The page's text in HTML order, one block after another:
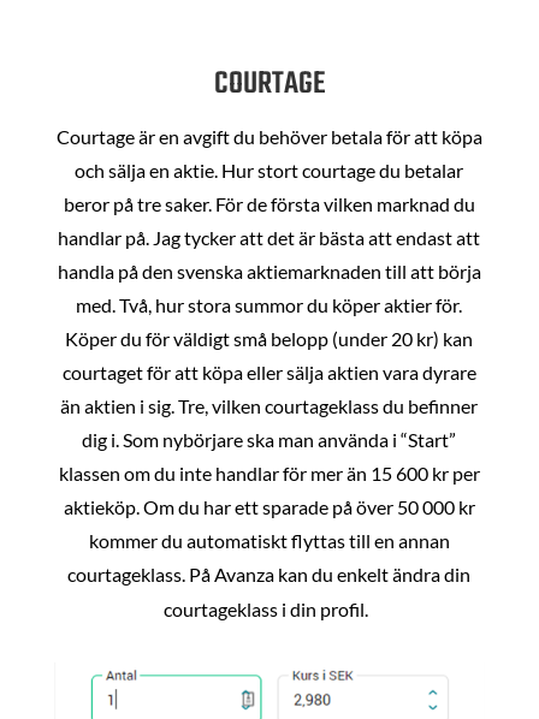
COURTAGE
Courtage är en avgift du behöver betala för att köpa
och sälja en aktie. Hur stort courtage du betalar
beror på tre saker. För de första vilken marknad du
handlar på. Jag tycker att det är bästa att endast att
handla på den svenska aktiemarknaden till att börja
med. Två, hur stora summor du köper aktier för.
Köper du för väldigt små belopp (under 20 kr) kan
courtaget för att köpa eller sälja aktien vara dyrare
än aktien i sig. Tre, vilken courtageklass du befinner
dig i. Som nybörjare ska man använda i “Start”
klassen om du inte handlar för mer än 15 600 kr per
aktieköp. Om du har ett sparade på över 50 000 kr
kommer du automatiskt flyttas till en annan
courtageklass. På Avanza kan du enkelt ändra din
courtageklass i din profil.